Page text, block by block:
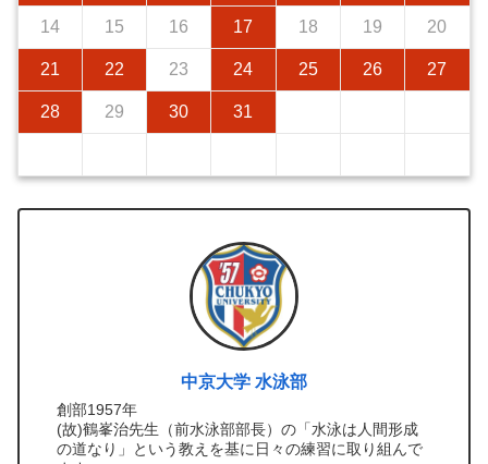
14 15 16 17 18 19 20
21 22 23 24 25 26 27
28 29 30 31
中京大学 水泳部
創部1957年
(故)鶴峯治先生（前水泳部部長）の「水泳は人間形成
の道なり」という教えを基に日々の練習に取り組んで